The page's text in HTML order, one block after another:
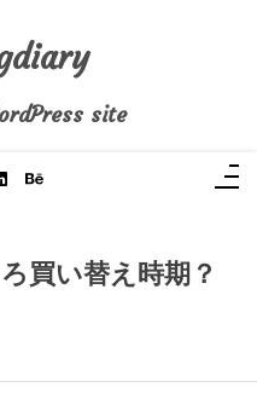
site
買い替え時期？